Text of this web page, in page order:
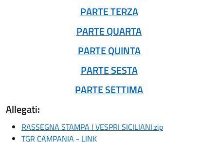
PARTE TERZA
PARTE QUARTA
PARTE QUINTA
PARTE SESTA
PARTE SETTIMA
Allegati:
RASSEGNA STAMPA I VESPRI SICILIANI.zip
TGR CAMPANIA - LINK